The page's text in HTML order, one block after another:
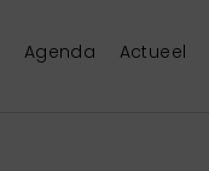
Agenda Actueel